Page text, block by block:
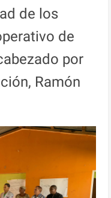
de los
de
por
Ramón